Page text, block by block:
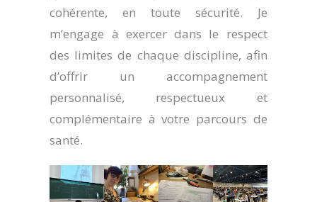
cohérente, en toute sécurité. Je
m’engage à exercer dans le respect
des limites de chaque discipline, afin
d’offrir un accompagnement
personnalisé, respectueux et
complémentaire à votre parcours de
santé.